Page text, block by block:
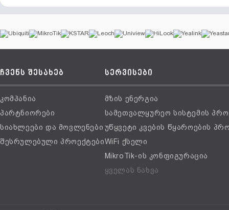
ჩვენს შესახებ
კომპანია
პარტნიორები
სიახლეები და მოვლენები
შესრულებული პროექტები
სერვისები
მზის ენერგია
სამეთვალყურეო სისტემის
უწყვეტი კვების წყაროების
WiFi ქსელი
MikroTik-ის კონფიგურაცია
ყველას ნახვა